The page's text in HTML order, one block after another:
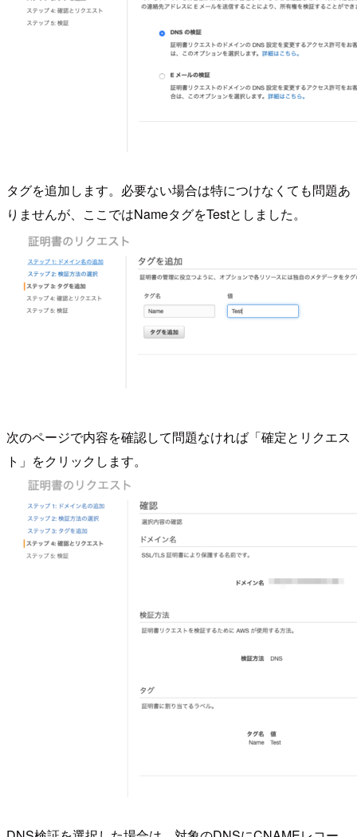
タグを追加します。必要ない場合は特につけなくても問題あ
りませんが、ここではNameタグをTestとしました。
次のページで内容を確認して問題なければ「確定とリクエス
ト」をクリックします。